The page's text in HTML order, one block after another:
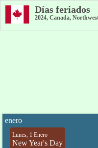
Días feriados
2024, Canada,
enero
Lunes, 1 Enero
New Year's Day